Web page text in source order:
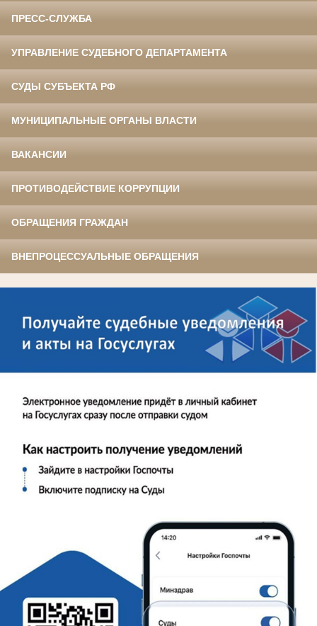
ПРЕСС-СЛУЖБА
УПРАВЛЕНИЕ СУДЕБНОГО ДЕПАРТАМЕНТА
СУДЫ СУБЪЕКТА РФ
МУНИЦИПАЛЬНЫЕ ОРГАНЫ ВЛАСТИ
ВАКАНСИИ
ПРОТИВОДЕЙСТВИЕ КОРРУПЦИИ
ОБРАЩЕНИЯ ГРАЖДАН
ВНЕПРОЦЕССУАЛЬНЫЕ ОБРАЩЕНИЯ